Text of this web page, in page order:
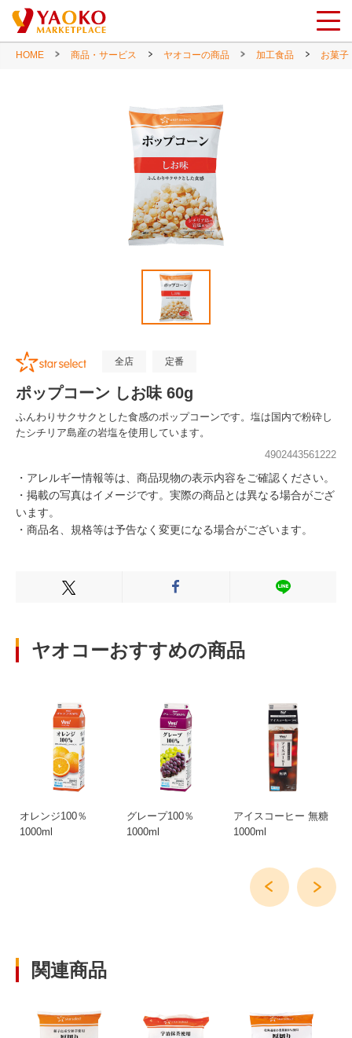
HOME 商品・サービス ヤオコーの商品 加工食品 お菓子
全店 定番
ポップコーン しお味 60g
ふんわりサクサクとした食感のポップコーンです。塩は国内で粉砕し
たシチリア島産の岩塩を使用しています。
4902443561222
・アレルギー情報等は、商品現物の表示内容をご確認ください。
・掲載の写真はイメージです。実際の商品とは異なる場合がござ
います。
・商品名、規格等は予告なく変更になる場合がございます。
Xでシェアする FacebookでシェアするLINEでシェ
ヤオコーおすすめの商品
オレンジ100％
1000ml
グレープ100％
1000ml
アイスコーヒー 無糖
1000ml
関連商品